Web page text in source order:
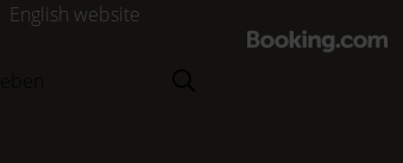
English website